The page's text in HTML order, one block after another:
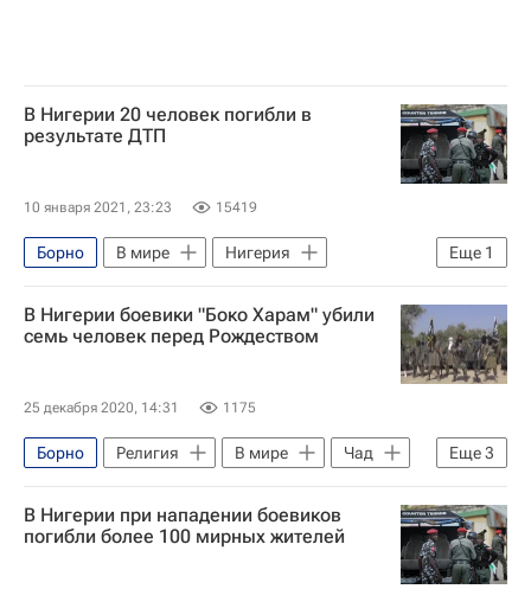
В Нигерии 20 человек погибли в
результате ДТП
10 января 2021, 23:23 15419
Еще 1
Борно В мире
Нигерия
Баучи (штат)
В Нигерии боевики "Боко Харам" убили
семь человек перед Рождеством
25 декабря 2020, 14:31 1175
Еще3
Борно Религия В мире
Чад
Камерун
Боко Харам Религия
В Нигерии при нападении боевиков
погибли более 100 мирных жителей